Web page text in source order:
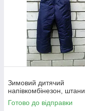
Зимовий дитячий
напівкомбінезон, штани
Готово до відправки